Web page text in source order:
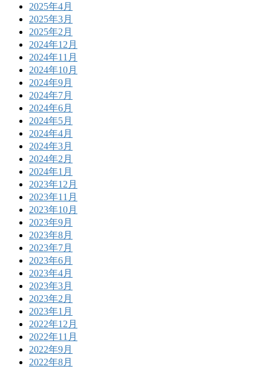
2025年4月
2025年3月
2025年2月
2024年12月
2024年11月
2024年10月
2024年9月
2024年7月
2024年6月
2024年5月
2024年4月
2024年3月
2024年2月
2024年1月
2023年12月
2023年11月
2023年10月
2023年9月
2023年8月
2023年7月
2023年6月
2023年4月
2023年3月
2023年2月
2023年1月
2022年12月
2022年11月
2022年9月
2022年8月